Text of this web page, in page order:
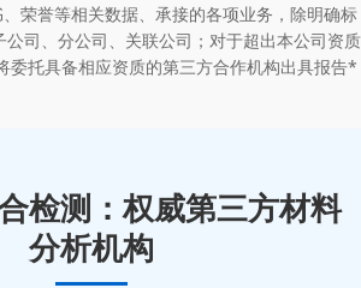
荣誉等相关数据、承接的各项业务，除明确标
司、分公司、关联公司；对于超出本公司资质
委托具备相应资质的第三方合作机构出具报告*
检测：权威第三方材料
分析机构